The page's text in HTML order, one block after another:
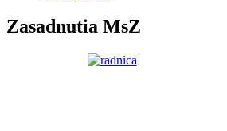
Zasadnutia MsZ